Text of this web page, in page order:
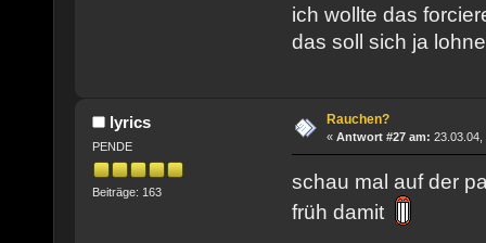
ich wollte das
das soll sich ja
lyrics
PENDE
Beiträge: 163
Rauchen?
« Antwort #27 am: 23.03.04,
schau mal auf der
früh damit